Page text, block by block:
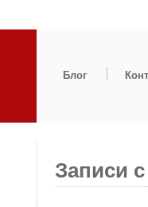
Блог
Записи с